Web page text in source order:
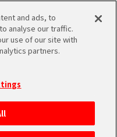
MEN
and ads, to
analyse our traffic.
use of our site with
partners.